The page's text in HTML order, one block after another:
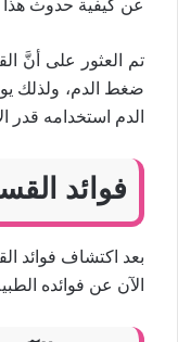
عن كيفية حدوث هذا
تم العثور على أنَّ
ضغط الدم، ولذلك
الدم استخدامه قدر
فوائد
بعد اكتشاف فوائد
الآن عن فوائده